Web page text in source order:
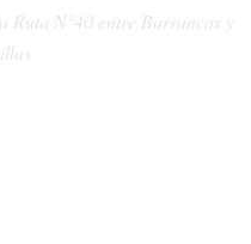
Ruta N°40 entre Barrancas y